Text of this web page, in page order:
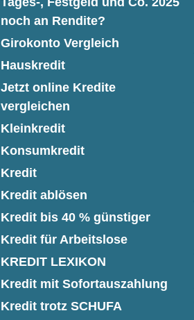
noch an Rendite?
Girokonto Vergleich
Hauskredit
Jetzt online Kredite
vergleichen
Kleinkredit
Konsumkredit
Kredit
Kredit ablösen
Kredit bis 40 % günstiger
Kredit für Arbeitslose
KREDIT LEXIKON
Kredit mit Sofortauszahlung
Kredit trotz SCHUFA